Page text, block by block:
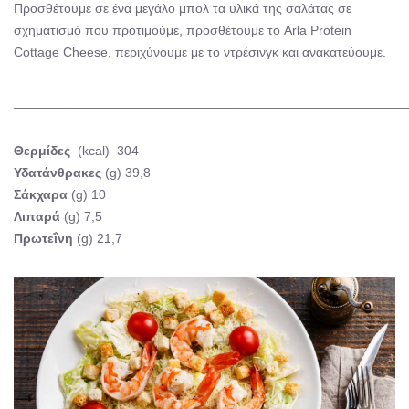
Προσθέτουμε σε ένα μεγάλο μπολ τα υλικά της σαλάτας σε
σχηματισμό που προτιμούμε, προσθέτουμε το Arla Protein
Cottage Cheese, περιχύνουμε με το ντρέσινγκ και ανακατεύουμε.
Θερμίδες (kcal) 304
Υδατάνθρακες (g) 39,8
Σάκχαρα (g) 10
Λιπαρά (g) 7,5
Πρωτεΐνη (g) 21,7